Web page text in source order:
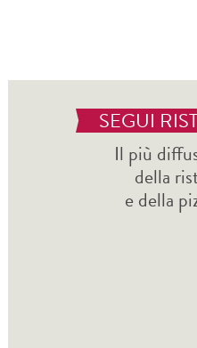
SEGUI
Il più
della
e della